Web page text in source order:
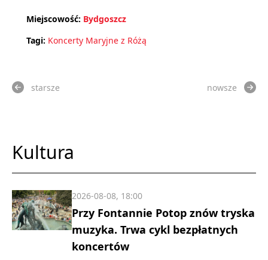
Miejscowość: Bydgoszcz
Tagi: Koncerty Maryjne z Różą
starsze nowsze
Kultura
Przy Fontannie Potop znów tryska
muzyka. Trwa cykl bezpłatnych
koncertów
2026-08-08, 18:00